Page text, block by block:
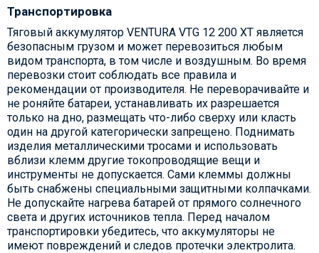
Транспортировка
Тяговый аккумулятор VENTURA VTG 12 200 XT является
безопасным грузом и может перевозиться любым
видом транспорта, в том числе и воздушным. Во время
перевозки стоит соблюдать все правила и
рекомендации от производителя. Не переворачивайте и
не роняйте батареи, устанавливать их разрешается
только на дно, размещать что-либо сверху или класть
один на другой категорически запрещено. Поднимать
изделия металлическими тросами и использовать
вблизи клемм другие токопроводящие вещи и
инструменты не допускается. Сами клеммы должны
быть снабжены специальными защитными колпачками.
Не допускайте нагрева батарей от прямого солнечного
света и других источников тепла. Перед началом
транспортировки убедитесь, что аккумуляторы не
имеют повреждений и следов протечки электролита.